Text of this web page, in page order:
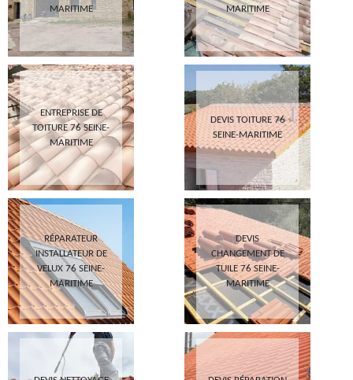
MARITIME
MARITIME
ENTREPRISE DE
TOITURE 76 SEINE-
MARITIME
DEVIS TOITURE 76
SEINE-MARITIME
RÉPARATEUR
INSTALLATEUR DE
VELUX 76 SEINE-
MARITIME
DEVIS
CHANGEMENT DE
TUILE 76 SEINE-
MARITIME